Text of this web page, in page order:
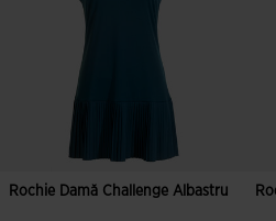
Rochie Damă Challenge Albastru